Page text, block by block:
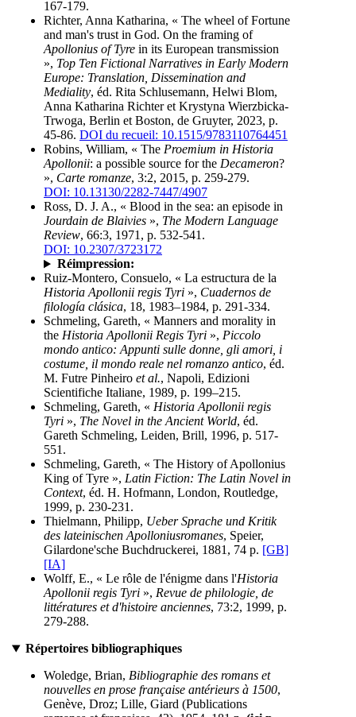
167-179.
Richter, Anna Katharina, « The wheel of Fortune
and man's trust in God. On the framing of
Apollonius of Tyre in its European transmission
», Top Ten Fictional Narratives in Early Modern
Europe: Translation, Dissemination and
Mediality, éd. Rita Schlusemann, Helwi Blom,
Anna Katharina Richter et Krystyna Wierzbicka-
Trwoga, Berlin et Boston, de Gruyter, 2023, p.
45-86. DOI du recueil: 10.1515/9783110764451
Robins, William, « The Proemium in Historia
Apollonii: a possible source for the Decameron?
», Carte romanze, 3:2, 2015, p. 259-279.
DOI: 10.13130/2282-7447/4907
Ross, D. J. A., « Blood in the sea: an episode in
Jourdain de Blaivies », The Modern Language
Review, 66:3, 1971, p. 532-541.
DOI: 10.2307/3723172
Réimpression:
Ruiz-Montero, Consuelo, « La estructura de la
Historia Apollonii regis Tyri », Cuadernos de
filología clásica, 18, 1983–1984, p. 291-334.
Schmeling, Gareth, « Manners and morality in
the Historia Apollonii Regis Tyri », Piccolo
mondo antico: Appunti sulle donne, gli amori, i
costume, il mondo reale nel romanzo antico, éd.
M. Futre Pinheiro et al., Napoli, Edizioni
Scientifiche Italiane, 1989, p. 199–215.
Schmeling, Gareth, « Historia Apollonii regis
Tyri », The Novel in the Ancient World, éd.
Gareth Schmeling, Leiden, Brill, 1996, p. 517-
551.
Schmeling, Gareth, « The History of Apollonius
King of Tyre », Latin Fiction: The Latin Novel in
Context, éd. H. Hofmann, London, Routledge,
1999, p. 230-231.
Thielmann, Philipp, Ueber Sprache und Kritik
des lateinischen Apolloniusromanes, Speier,
Gilardone'sche Buchdruckerei, 1881, 74 p. [GB]
[IA]
Wolff, E., « Le rôle de l'énigme dans l'Historia
Apollonii regis Tyri », Revue de philologie, de
littératures et d'histoire anciennes, 73:2, 1999, p.
279-288.
Répertoires bibliographiques
Woledge, Brian, Bibliographie des romans et
nouvelles en prose française antérieurs à 1500,
Genève, Droz; Lille, Giard (Publications